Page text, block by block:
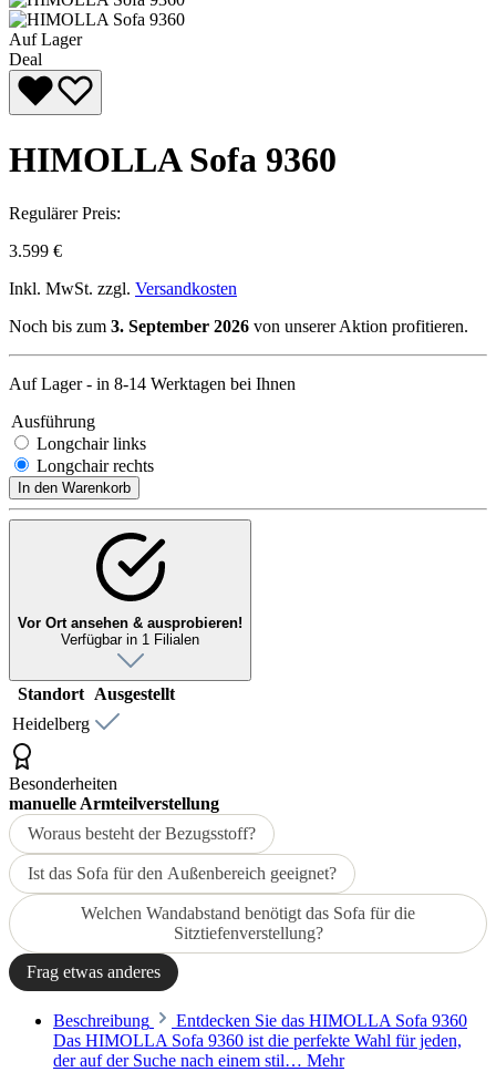
Auf Lager
Deal
HIMOLLA Sofa 9360
Regulärer Preis:
3.599 €
Inkl. MwSt. zzgl. Versandkosten
Noch bis zum 3. September 2026 von unserer Aktion profitieren.
Auf Lager - in 8-14 Werktagen bei Ihnen
Ausführung
Longchair links
Longchair rechts
In den Warenkorb
Vor Ort ansehen & ausprobieren!
Verfügbar in 1 Filialen
Standort Ausgestellt
Heidelberg
Besonderheiten
manuelle Armteilverstellung
Woraus besteht der Bezugsstoff?
Ist das Sofa für den Außenbereich geeignet?
Welchen Wandabstand benötigt das Sofa für die
Sitztiefenverstellung?
Frag etwas anderes
Beschreibung
Entdecken Sie das HIMOLLA Sofa 9360
Das HIMOLLA Sofa 9360 ist die perfekte Wahl für jeden,
der auf der Suche nach einem stil… Mehr